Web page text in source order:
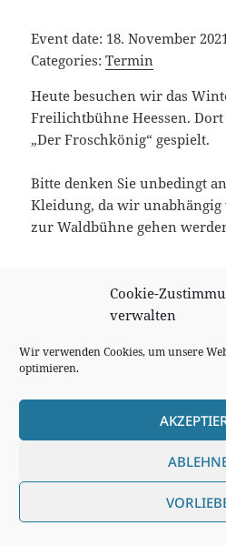
Cookie-
verwalten
Wir verwenden Cookies, um unsere
optimieren.
Event date: 18. November
Categories:Termin
Heute besuchen wir das
Freilichtbühne Heessen.
„Der Froschkönig“ gespielt.
Bitte denken Sie unbedingt
Kleidung, da wir unabhängig
zur Waldbühne gehen
Cookie Richtlinie
Impressum